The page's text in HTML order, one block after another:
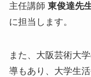
主任講師 東俊達先
に担当します。
また、大阪芸術大
導もあり、大学生